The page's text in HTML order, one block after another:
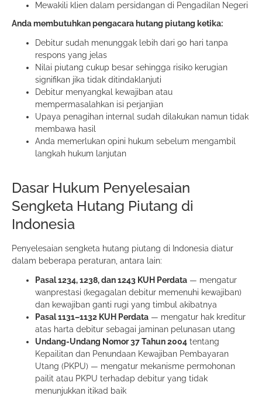
Mewakili klien dalam persidangan di Pengadilan Negeri
Anda membutuhkan pengacara hutang piutang ketika:
Debitur sudah menunggak lebih dari 90 hari tanpa
respons yang jelas
Nilai piutang cukup besar sehingga risiko kerugian
signifikan jika tidak ditindaklanjuti
Debitur menyangkal kewajiban atau
mempermasalahkan isi perjanjian
Upaya penagihan internal sudah dilakukan namun tidak
membawa hasil
Anda memerlukan opini hukum sebelum mengambil
langkah hukum lanjutan
Dasar Hukum Penyelesaian
Sengketa Hutang Piutang di
Indonesia
Penyelesaian sengketa hutang piutang di Indonesia diatur
dalam beberapa peraturan, antara lain:
Pasal 1234, 1238, dan 1243 KUH Perdata — mengatur
wanprestasi (kegagalan debitur memenuhi kewajiban)
dan kewajiban ganti rugi yang timbul akibatnya
Pasal 1131–1132 KUH Perdata — mengatur hak kreditur
atas harta debitur sebagai jaminan pelunasan utang
Undang-Undang Nomor 37 Tahun 2004 tentang
Kepailitan dan Penundaan Kewajiban Pembayaran
Utang (PKPU) — mengatur mekanisme permohonan
pailit atau PKPU terhadap debitur yang tidak
menunjukkan itikad baik